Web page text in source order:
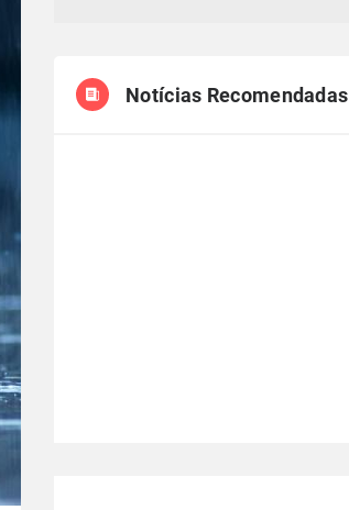
Notícias Recomendadas